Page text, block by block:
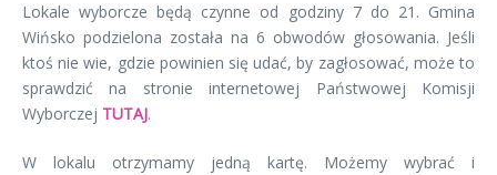
Lokale wyborcze będą czynne od godziny 7 do 21. Gmina
Wińsko podzielona została na 6 obwodów głosowania. Jeśli
ktoś nie wie, gdzie powinien się udać, by zagłosować, może to
sprawdzić na stronie internetowej Państwowej Komisji
Wyborczej TUTAJ.
W lokalu otrzymamy jedną kartę. Możemy wybrać i